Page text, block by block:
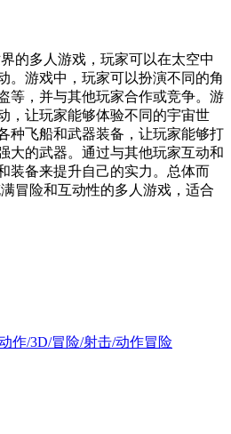
的多人游戏，玩家可以在太空中
。游戏中，玩家可以扮演不同的角
等，并与其他玩家合作或竞争。游
，让玩家能够体验不同的宇宙世
种飞船和武器装备，让玩家能够打
大的武器。通过与其他玩家互动和
装备来提升自己的实力。总体而
满冒险和互动性的多人游戏，适合
作/3D/冒险/射击/动作冒险